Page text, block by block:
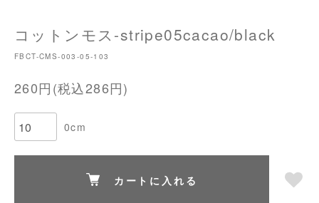
コットンモス-stripe05cacao/black
FBCT-CMS-003-05-103
260円(税込286円)
0cm
カートに入れる